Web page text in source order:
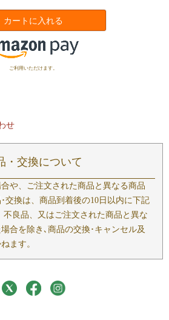
カートに入れる
ご利用いただけます。
せ
・交換について
や、ご注文された商品と異なる商品
交換は、商品到着後の10日以内に下記
良品、又はご注文された商品と異な
合を除き､商品の交換･キャンセル及
ます。